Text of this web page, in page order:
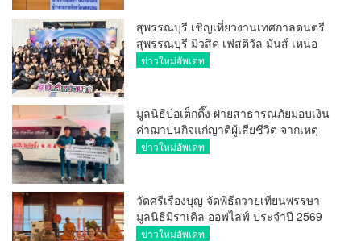
สุพรรณบุรี เชิญเที่ยวงานเทศกาลดนตรี
สุพรรณบุรี มิวสิค เฟสติวัล มันส์ เหน่อ
มาก
ข่าวใหม่อัพเดท
มูลนิธิป่อเต็กตึ๊ง ฝ่ายสาธารณภัยมอบเงิน
ค่าฌาปนกิจแก่ญาติผู้เสียชีวิต จากเหตุ
เพลิงไหม้ โรงเบียร์ ณ ลาดพร้าว จำนวน
ข่าวใหม่อัพเดท
วัดศรีเรืองบุญ จัดพิธีถวายเทียนพรรษา
มูลนิธิมิราเคิล ออฟไลฟ์ ประจำปี 2569
พล.ต.ต.ศิริวัฒน์ ดีพอ ให้เกียรติเป็น
ข่าวใหม่อัพเดท